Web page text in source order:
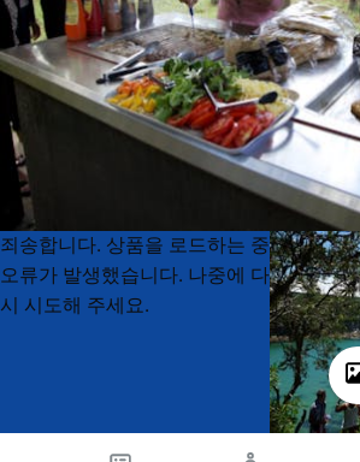
Product
List
Product
List
죄송합니다. 상품을 로드하는 중
오류가 발생했습니다. 나중에 다
시 시도해 주세요.